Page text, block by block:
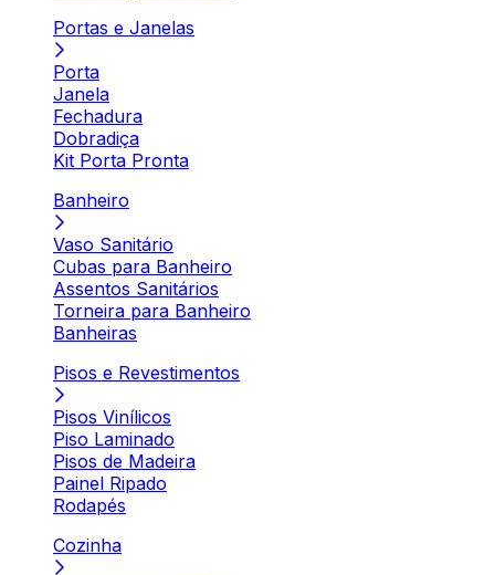
Portas e Janelas
Porta
Janela
Fechadura
Dobradiça
Kit Porta Pronta
Banheiro
Vaso Sanitário
Cubas para Banheiro
Assentos Sanitários
Torneira para Banheiro
Banheiras
Pisos e Revestimentos
Pisos Vinílicos
Piso Laminado
Pisos de Madeira
Painel Ripado
Rodapés
Cozinha